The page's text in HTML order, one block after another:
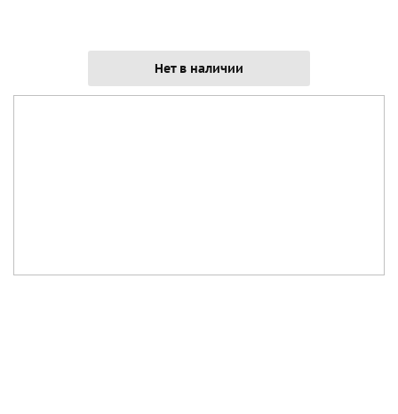
Нет в наличии